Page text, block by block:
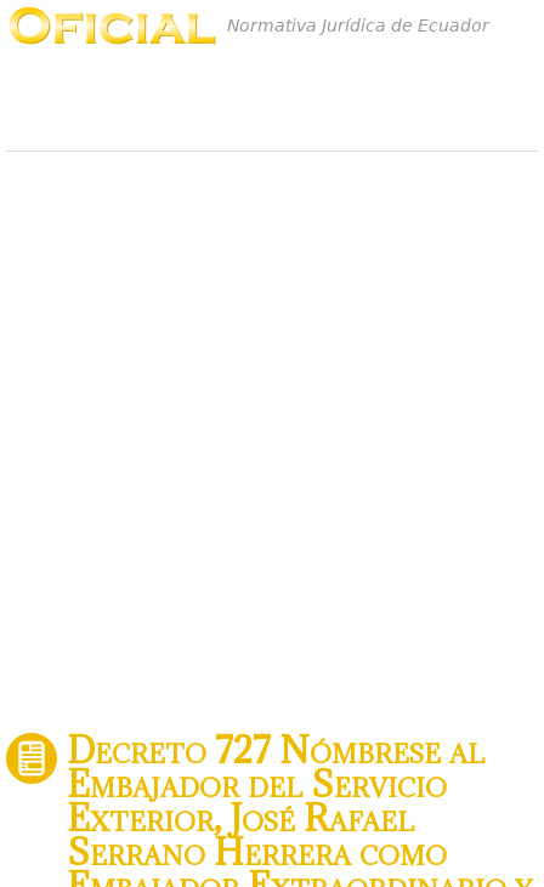
Normativa Jurídica de Ecuador
Decreto 727 Nómbrese al
Embajador del Servicio
Exterior, José Rafael
Serrano Herrera como